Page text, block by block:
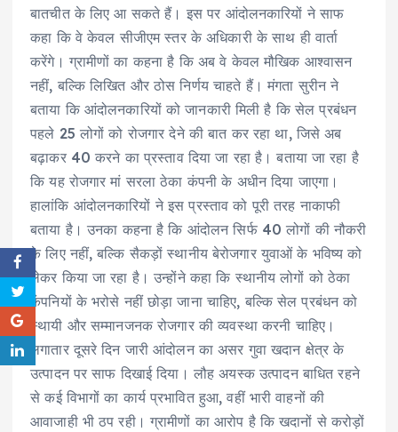
बातचीत के लिए आ सकते हैं। इस पर आंदोलनकारियों ने साफ
कहा कि वे केवल सीजीएम स्तर के अधिकारी के साथ ही वार्ता
करेंगे। ग्रामीणों का कहना है कि अब वे केवल मौखिक आश्वासन
नहीं, बल्कि लिखित और ठोस निर्णय चाहते हैं। मंगता सुरीन ने
बताया कि आंदोलनकारियों को जानकारी मिली है कि सेल प्रबंधन
पहले 25 लोगों को रोजगार देने की बात कर रहा था, जिसे अब
बढ़ाकर 40 करने का प्रस्ताव दिया जा रहा है। बताया जा रहा है
कि यह रोजगार मां सरला ठेका कंपनी के अधीन दिया जाएगा।
हालांकि आंदोलनकारियों ने इस प्रस्ताव को पूरी तरह नाकाफी
बताया है। उनका कहना है कि आंदोलन सिर्फ 40 लोगों की नौकरी
के लिए नहीं, बल्कि सैकड़ों स्थानीय बेरोजगार युवाओं के भविष्य को
लेकर किया जा रहा है। उन्होंने कहा कि स्थानीय लोगों को ठेका
कंपनियों के भरोसे नहीं छोड़ा जाना चाहिए, बल्कि सेल प्रबंधन को
स्थायी और सम्मानजनक रोजगार की व्यवस्था करनी चाहिए।
लगातार दूसरे दिन जारी आंदोलन का असर गुवा खदान क्षेत्र के
उत्पादन पर साफ दिखाई दिया। लौह अयस्क उत्पादन बाधित रहने
से कई विभागों का कार्य प्रभावित हुआ, वहीं भारी वाहनों की
आवाजाही भी ठप रही। ग्रामीणों का आरोप है कि खदानों से करोड़ों